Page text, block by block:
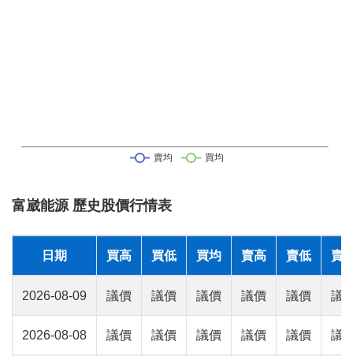
富崴能源 歷史股價行情表
日期 買高 買低 買均 賣高 賣低 賣
2026-08-09 議價 議價 議價 議價 議價 議
2026-08-08 議價 議價 議價 議價 議價 議